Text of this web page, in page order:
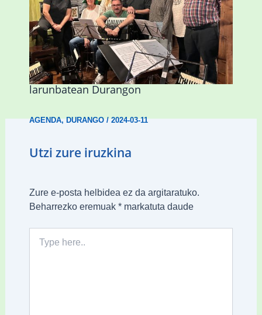
Herri Maite akordeoi taldeak S. Patrick
Irlandako patroia ospatuko du
larunbatean Durangon
AGENDA,DURANGO/2024-03-11
Utzi zure iruzkina
Zure e-posta helbidea ez da argitaratuko.
Beharrezko eremuak *markatuta daude
here..